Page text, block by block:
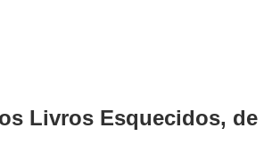
Livros Esquecidos, de